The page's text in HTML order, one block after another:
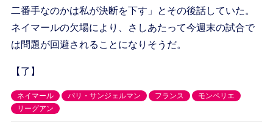
二番手なのかは私が決断を下す」とその後話していた。
ネイマールの欠場により、さしあたって今週末の試合で
は問題が回避されることになりそうだ。
【了】
ネイマール パリ・サンジェルマン フランス
モンペリエ
リーグアン